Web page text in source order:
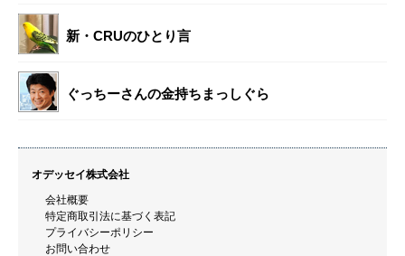
新・CRUのひとり言
ぐっちーさんの金持ちまっしぐら
オデッセイ株式会社
会社概要
特定商取引法に基づく表記
プライバシーポリシー
お問い合わせ